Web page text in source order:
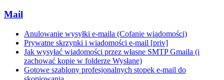
Mail
Anulowanie wysyłki e-maila (Cofanie wiadomości)
Prywatne skrzynki i wiadomości e-mail [priv]
Jak wysyłać wiadomości przez własne SMTP Gmaila (i
zachować kopie w folderze Wysłane)
Gotowe szablony profesjonalnych stopek e-mail do